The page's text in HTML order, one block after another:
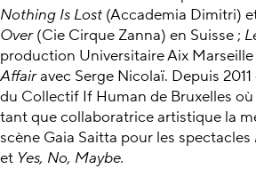
Nothing Is Lost (Accademia Dimitri)
Over(Cie Cirque Zanna) en Suisse ;
production Universitaire Aix
Affairavec Serge Nicolaï. Depuis
du Collectif If Human de Bruxelles où
tant que collaboratrice artistique la
scène Gaia Saitta pour les spectacles
et Yes, No, Maybe.